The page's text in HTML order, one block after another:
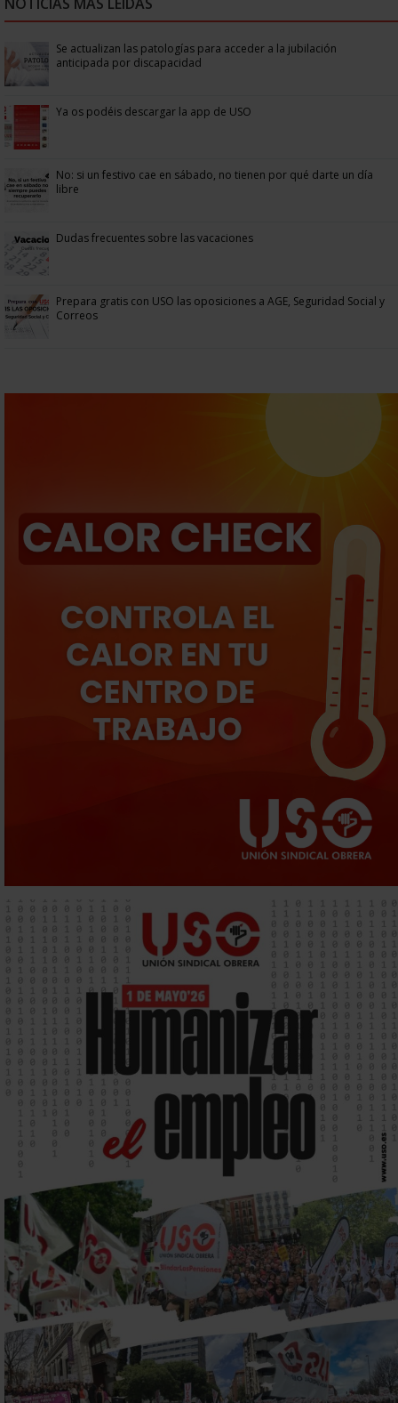
Se actualizan las patologías para acceder a la jubilación
anticipada por discapacidad
Ya os podéis descargar la app de USO
No: si un festivo cae en sábado, no tienen por qué darte un día
libre
Dudas frecuentes sobre las vacaciones
Prepara gratis con USO las oposiciones a AGE, Seguridad Social y
Correos